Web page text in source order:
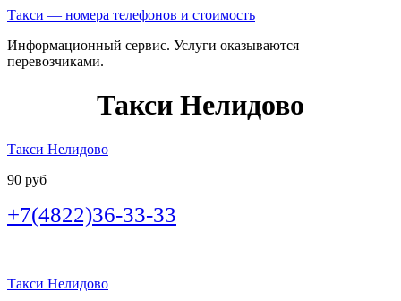
Такси — номера телефонов и стоимость
Информационный сервис. Услуги оказываются
перевозчиками.
Такси Нелидово
Такси Нелидово
90 руб
+7(4822)36-33-33
Такси Нелидово